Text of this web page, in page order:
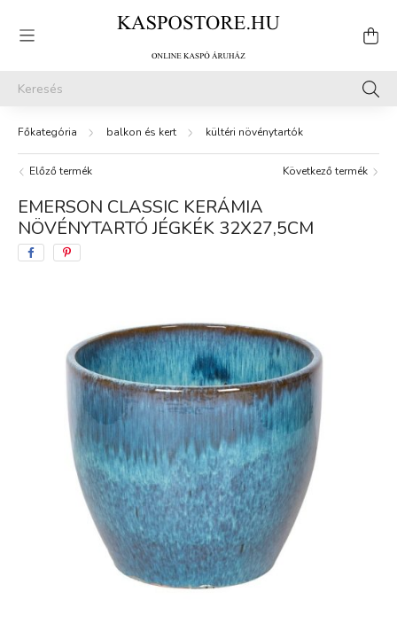
balkon és kert kültéri növénytartók
Előző termék Következő termék
EMERSON CLASSIC KERÁMIA
NÖVÉNYTARTÓ JÉGKÉK 32X27,5CM